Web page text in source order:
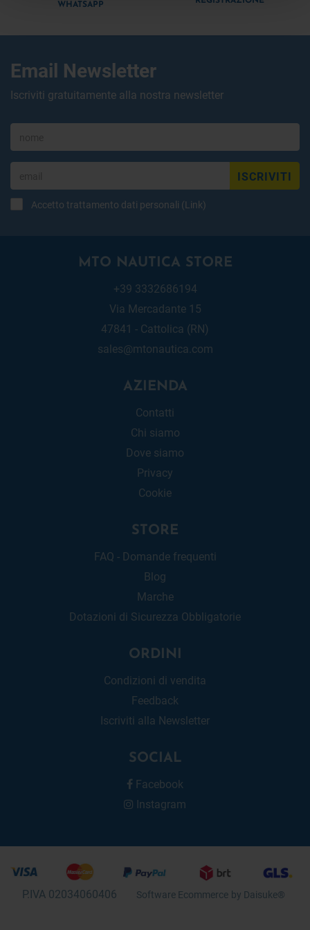
WHATSAPP
Email Newsletter
Iscriviti gratuitamente alla nostra newsletter
ISCRIVITI
Accetto trattamento dati personali (Link)
MTO NAUTICA STORE
+39 3332686194
Via Mercadante 15
47841 - Cattolica (RN)
sales@mtonautica.com
AZIENDA
Contatti
Chi siamo
Dove siamo
Privacy
Cookie
STORE
FAQ - Domande frequenti
Blog
Marche
Dotazioni di Sicurezza Obbligatorie
ORDINI
Condizioni di vendita
Feedback
Iscriviti alla Newsletter
SOCIAL
Facebook
Instagram
P.IVA 02034060406 Software Ecommerce by Daisuke®